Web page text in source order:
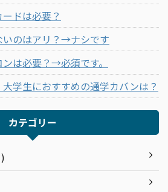
ドは必要？
いのはアリ？→ナシです
は必要？→必須です。
大学生におすすめの通学カバンは？
カテゴリー